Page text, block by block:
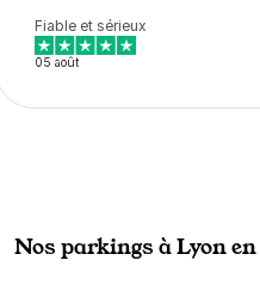
Fiable et sérieux
05 août
Nos parkings à Lyon